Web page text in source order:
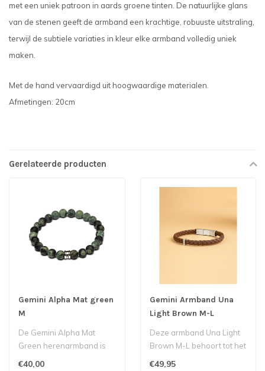
met een uniek patroon in aards groene tinten. De natuurlijke glans
van de stenen geeft de armband een krachtige, robuuste uitstraling,
terwijl de subtiele variaties in kleur elke armband volledig uniek
maken.
Met de hand vervaardigd uit hoogwaardige materialen.
Afmetingen: 20cm
Gerelateerde producten
Gemini Alpha Mat green
M
De Gemini Alpha Mat
Green herenarmband is
tijdloos en geeft een extra
€40,00
Gemini Armband Una
Light Brown M-L
Deze armband Una Light
Brown M-L behoort tot het
label Gemini...
€49,95